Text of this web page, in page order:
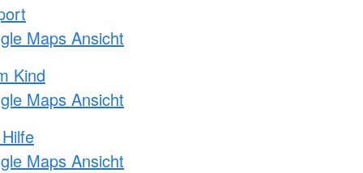
Maps Ansicht
Kind
Maps Ansicht
Maps Ansicht